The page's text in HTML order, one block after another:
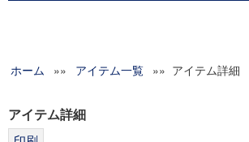
グローバルリサーチインスティテュート
科学研究費補助金研究成果報告書
ホーム »» アイテム一覧 »» アイテム詳細
アイテム詳細